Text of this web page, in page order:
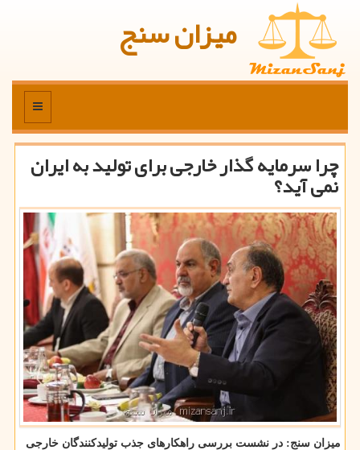
میزان سنج
منو
چرا سرمایه گذار خارجی برای تولید به ایران
نمی آید؟
میزان سنج: در نشست بررسی راهكارهای جذب تولیدكنندگان خارجی